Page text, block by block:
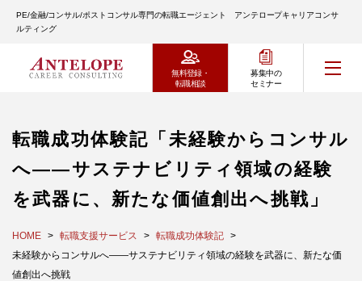
PE/金融/コンサル/ポストコンサル専門の転職エージェント アンテロープキャリアコンサ
ルティング
無料登録・
転職相談
募集中の
セミナー
転職成功体験記「未経験からコンサル
へ――サステナビリティ領域の経験
を武器に、新たな価値創出へ挑戦」
HOME 転職支援サービス
転職成功体験記
未経験からコンサルへ――サステナビリティ領域の経験を武器に、新たな価
値創出へ挑戦